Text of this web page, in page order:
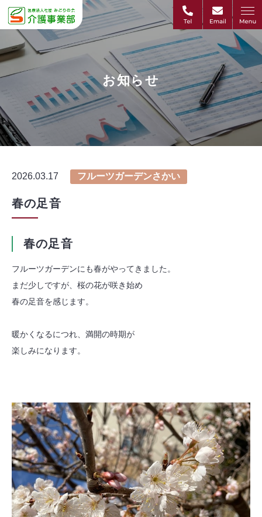
お知らせ
2026.03.17 フルーツガーデンさかい
春の足音
春の足音
フルーツガーデンにも春がやってきました。
まだ少しですが、桜の花が咲き始め
春の足音を感じます。
暖かくなるにつれ、満開の時期が
楽しみになります。